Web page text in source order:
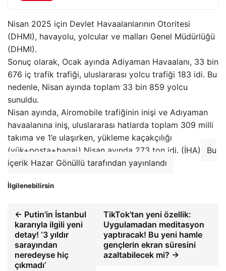
Nisan 2025 için Devlet Havaalanlarının Otoritesi
(DHMI), havayolu, yolcular ve malları Genel Müdürlüğü
(DHMI).
Sonuç olarak, Ocak ayında Adiyaman Havaalanı, 33 bin
676 iç trafik trafiği, uluslararası yolcu trafiği 183 idi. Bu
nedenle, Nisan ayında toplam 33 bin 859 yolcu
sunuldu.
Nisan ayında, Airomobile trafiğinin inişi ve Adıyaman
havaalanına iniş, uluslararası hatlarda toplam 309 milli
takıma ve 1’e ulaşırken, yükleme kaçakçılığı
(yük+posta+bagaj) Nisan ayında 273 ton idi. (İHA)
Bu
içerik Hazar Gönüllü tarafından yayınlandı
İlgilenebilirsin
← Putin’in İstanbul
kararıyla ilgili yeni
detay! ‘3 yıldır
sarayından
neredeyse hiç
çıkmadı’
TikTok’tan yeni özellik:
Uygulamadan meditasyon
yaptıracak! Bu yeni hamle
gençlerin ekran süresini
azaltabilecek mi? →